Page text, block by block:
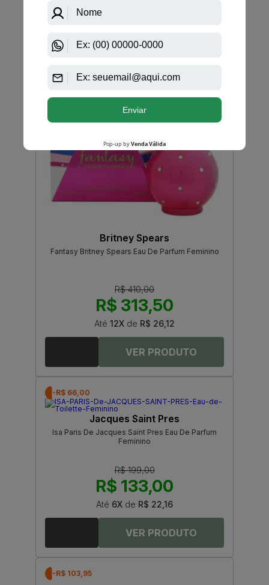
-R$ 96,50
Britney Spears
Fantasy Britney Spears Eau De Parfum Feminino
R$ 410,00
R$ 313,50
Até 12X de R$ 26,12
-R$ 66,00
Jacques Saint Pres
Isa Paris De Jacques Saint Pres Eau De Parfum
Feminino
R$ 199,00
R$ 133,00
Até 6X de R$ 22,16
-R$ 103,95